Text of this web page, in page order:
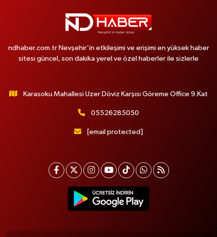
ndhaber.com.tr Nevşehir'in etkileşimi ve erişimi en yüksek haber
sitesi güncel, son dakika yerel ve özel haberler ile sizlerle
Karasoku Mahallesi Uzer Döviz Karşısı Göreme Office 9.Kat
05526285050
[email protected]